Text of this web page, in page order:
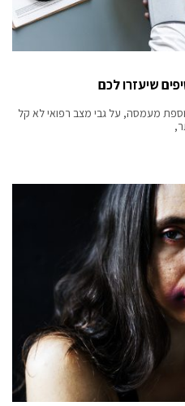
שיעזרו לכם
מעמסה, על גבי מצב רפואי לא קל